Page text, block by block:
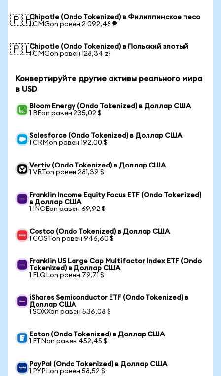
🇵🇭Chipotle (Ondo Tokenized) в Филиппинское песо
1 CMGon равен 2 092,48 ₱
🇵🇱Chipotle (Ondo Tokenized) в Польский злотый
1 CMGon равен 128,34 zł
Конвертируйте другие активы реального мира
в USD
Bloom Energy (Ondo Tokenized) в Доллар США
1 BEon равен 235,02 $
Salesforce (Ondo Tokenized) в Доллар США
1 CRMon равен 192,00 $
Vertiv (Ondo Tokenized) в Доллар США
1 VRTon равен 281,39 $
Franklin Income Equity Focus ETF (Ondo Tokenized)
в Доллар США
1 INCEon равен 69,92 $
Costco (Ondo Tokenized) в Доллар США
1 COSTon равен 946,60 $
Franklin US Large Cap Multifactor Index ETF (Ondo
Tokenized) в Доллар США
1 FLQLon равен 79,71 $
iShares Semiconductor ETF (Ondo Tokenized) в
Доллар США
1 SOXXon равен 536,08 $
Eaton (Ondo Tokenized) в Доллар США
1 ETNon равен 452,45 $
PayPal (Ondo Tokenized) в Доллар США
1 PYPLon равен 58,52 $